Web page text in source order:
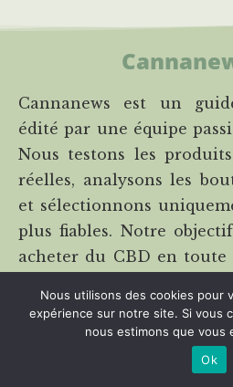
Cannanews est un
édité par une équipe
Nous testons les
réelles, analysons les
et sélectionnons
plus fiables. Notre
acheter du CBD en toute
A propos de Cannanews
Nous utilisons des cookies pour
expérience sur notre site. Si vous
nous estimons que vous
Ok